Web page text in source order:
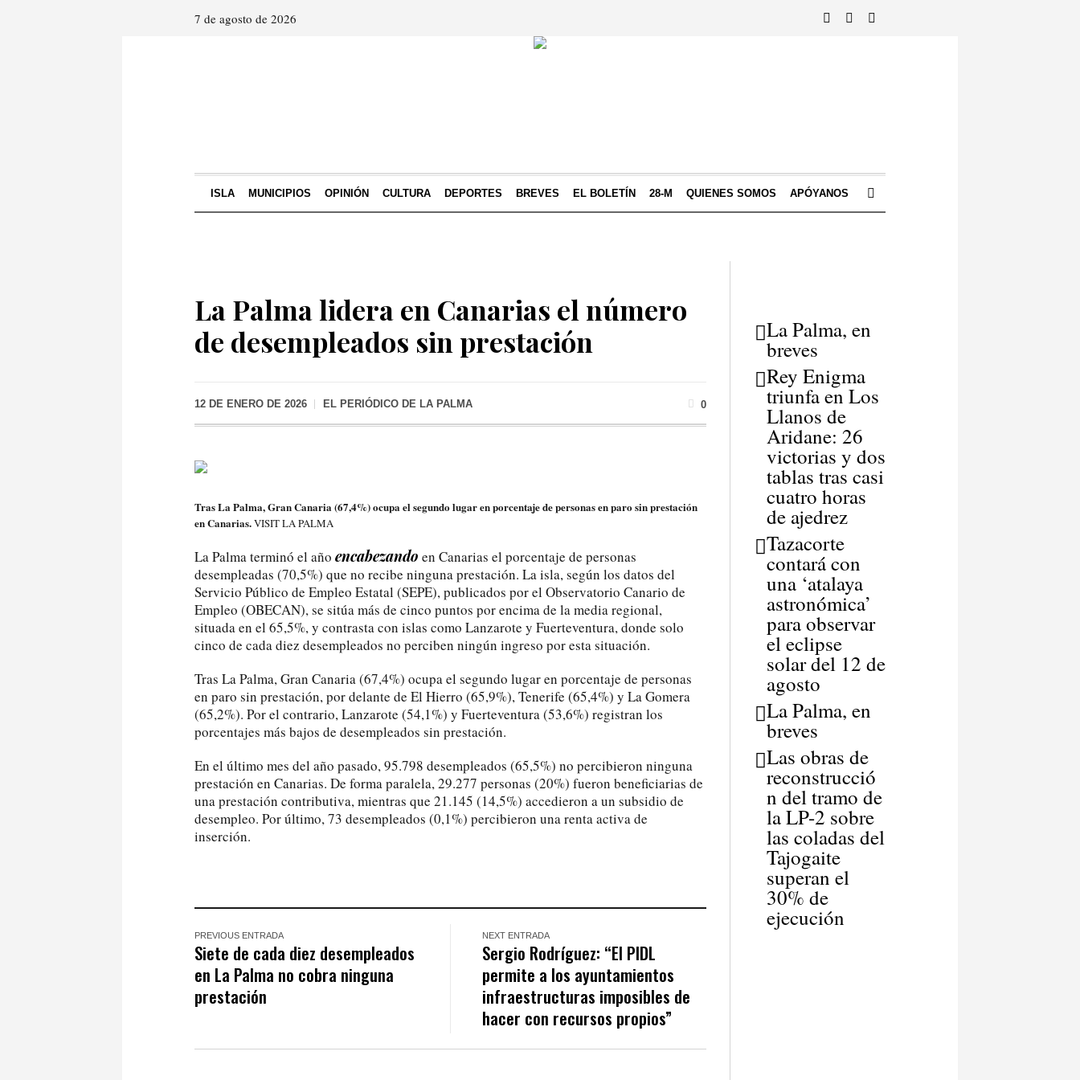
7 de agosto de 2026
ISLA MUNICIPIOS OPINIÓN CULTURA DEPORTES BREVES EL BOLETÍN 28-M QUIENES SOMOS APÓYANOS
La Palma lidera en Canarias el número
de desempleados sin prestación
12 DE ENERO DE 2026 EL PERIÓDICO DE LA PALMA 0
Tras La Palma, Gran Canaria (67,4%) ocupa el segundo lugar en porcentaje de personas en paro sin prestación
en Canarias.VISIT LA PALMA
La Palma terminó el año encabezando en Canarias el porcentaje de personas
desempleadas (70,5%) que no recibe ninguna prestación. La isla, según los datos del
Servicio Público de Empleo Estatal (SEPE), publicados por el Observatorio Canario de
Empleo (OBECAN), se sitúa más de cinco puntos por encima de la media regional,
situada en el 65,5%, y contrasta con islas como Lanzarote y Fuerteventura, donde solo
cinco de cada diez desempleados no perciben ningún ingreso por esta situación.
Tras La Palma, Gran Canaria (67,4%) ocupa el segundo lugar en porcentaje de personas
en paro sin prestación, por delante de El Hierro (65,9%), Tenerife (65,4%) y La Gomera
(65,2%). Por el contrario, Lanzarote (54,1%) y Fuerteventura (53,6%) registran los
porcentajes más bajos de desempleados sin prestación.
En el último mes del año pasado, 95.798 desempleados (65,5%) no percibieron ninguna
prestación en Canarias. De forma paralela, 29.277 personas (20%) fueron beneficiarias de
una prestación contributiva, mientras que 21.145 (14,5%) accedieron a un subsidio de
desempleo. Por último, 73 desempleados (0,1%) percibieron una renta activa de
inserción.
PREVIOUS ENTRADA
Siete de cada diez desempleados
en La Palma no cobra ninguna
prestación
NEXT ENTRADA
Sergio Rodríguez: “El PIDL
permite a los ayuntamientos
infraestructuras imposibles de
hacer con recursos propios”
La Palma, en
breves
Rey Enigma
triunfa en Los
Llanos de
Aridane: 26
victorias y dos
tablas tras casi
cuatro horas
de ajedrez
Tazacorte
contará con
una ‘atalaya
astronómica’
para observar
el eclipse
solar del 12 de
agosto
La Palma, en
breves
Las obras de
reconstrucció
n del tramo de
la LP-2 sobre
las coladas del
Tajogaite
superan el
30% de
ejecución